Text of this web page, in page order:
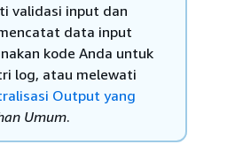
validasi input dan
data input
kode Anda untuk
log, atau melewati
Output yang
Umum.